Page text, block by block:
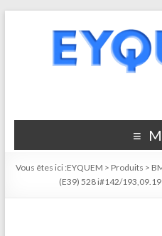
Vous êtes ici :EYQUEM > Produits >
(E39) 528 i#142/